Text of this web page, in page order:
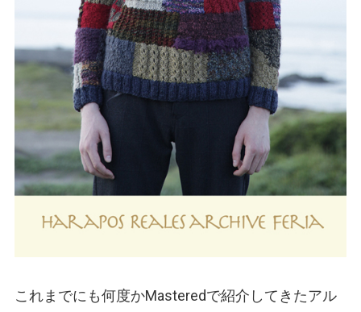
これまでにも何度かMasteredで紹介してきたアル